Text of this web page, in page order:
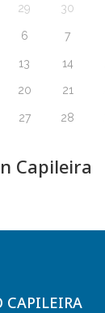
29 30
6 7
13 14
20 21
27 28
Capileira
CAPILEIRA